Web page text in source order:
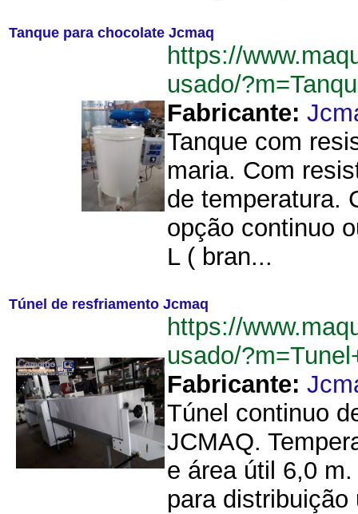
Tanque para chocolate Jcmaq
https://
usado/
Fabricante:
Tanque com
maria. Com
de temperatura.
opção continuo
L ( bran...
Túnel de resfriamento Jcmaq
https://
usado/
Fabricante:
Túnel continuo
JCMAQ.
e área útil 6,0
para